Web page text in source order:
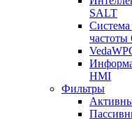
SALT
Система
частоты
HMI
Фильтры